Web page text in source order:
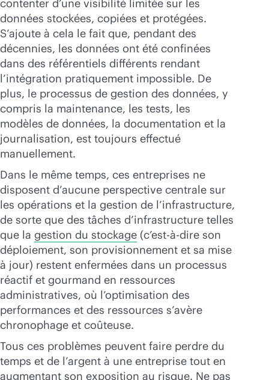
contenter d’une visibilité limitée sur les
données stockées, copiées et protégées.
S’ajoute à cela le fait que, pendant des
décennies, les données ont été confinées
dans des référentiels différents rendant
l’intégration pratiquement impossible. De
plus, le processus de gestion des données, y
compris la maintenance, les tests, les
modèles de données, la documentation et la
journalisation, est toujours effectué
manuellement.
Dans le même temps, ces entreprises ne
disposent d’aucune perspective centrale sur
les opérations et la gestion de l’infrastructure,
de sorte que des tâches d’infrastructure telles
que la gestion du stockage (c’est-à-dire son
déploiement, son provisionnement et sa mise
à jour) restent enfermées dans un processus
réactif et gourmand en ressources
administratives, où l’optimisation des
performances et des ressources s’avère
chronophage et coûteuse.
Tous ces problèmes peuvent faire perdre du
temps et de l’argent à une entreprise tout en
augmentant son exposition au risque. Ne pas